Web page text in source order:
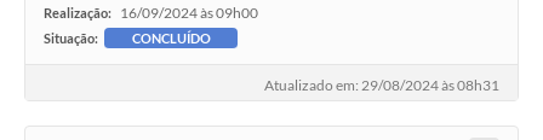
Realização: 16/09/2024 às 09h00
Situação: CONCLUÍDO
Atualizado em: 29/08/2024 às 08h31